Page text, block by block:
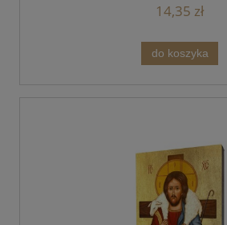
14,35 zł
do koszyka